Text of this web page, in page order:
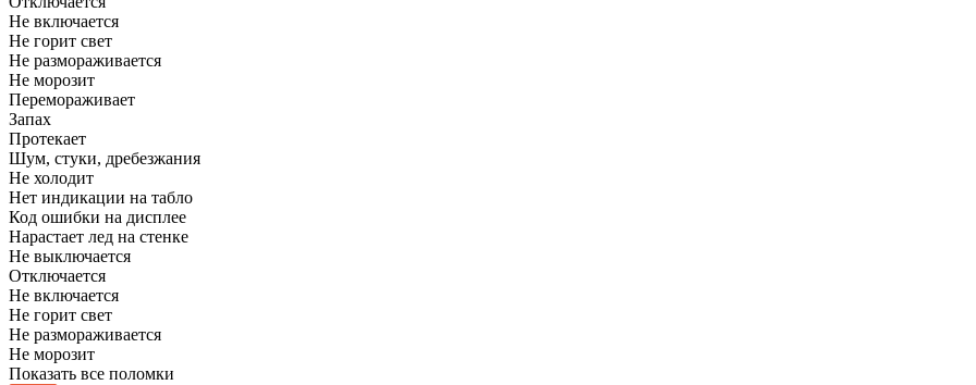
Не включается
Не горит свет
Не размораживается
Не морозит
Перемораживает
Запах
Протекает
Шум, стуки, дребезжания
Не холодит
Нет индикации на табло
Код ошибки на дисплее
Нарастает лед на стенке
Не выключается
Отключается
Не включается
Не горит свет
Не размораживается
Не морозит
Показать все поломки